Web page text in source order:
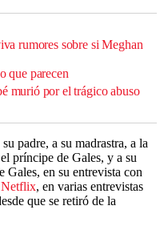
rumores sobre si Meghan
que parecen
murió por el trágico abuso
padre, a su madrastra, a la
príncipe de Gales, y a su
Gales, en su entrevista con
Netflix, en varias entrevistas
que se retiró de la